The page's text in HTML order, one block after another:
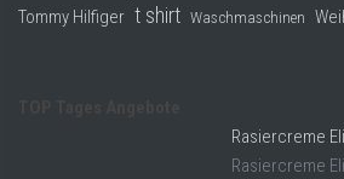
Tommy Hilfiger t shirt Waschmaschinen
Rasiercreme
Rasiercreme